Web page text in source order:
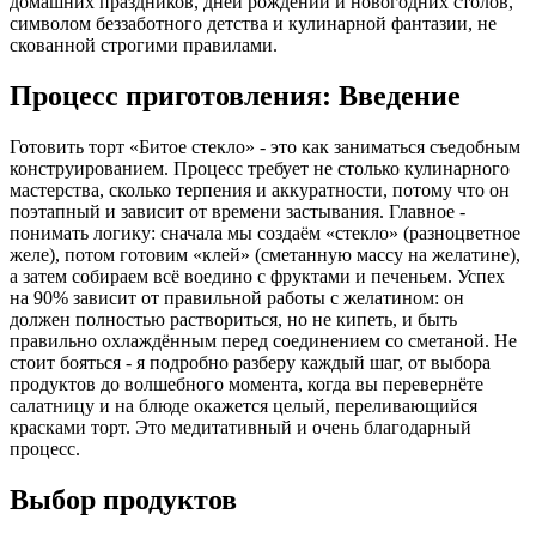
символом беззаботного детства и кулинарной фантазии, не
скованной строгими правилами.
Процесс приготовления: Введение
Готовить торт «Битое стекло» - это как заниматься съедобным
конструированием. Процесс требует не столько кулинарного
мастерства, сколько терпения и аккуратности, потому что он
поэтапный и зависит от времени застывания. Главное -
понимать логику: сначала мы создаём «стекло» (разноцветное
желе), потом готовим «клей» (сметанную массу на желатине),
а затем собираем всё воедино с фруктами и печеньем. Успех
на 90% зависит от правильной работы с желатином: он
должен полностью раствориться, но не кипеть, и быть
правильно охлаждённым перед соединением со сметаной. Не
стоит бояться - я подробно разберу каждый шаг, от выбора
продуктов до волшебного момента, когда вы перевернёте
салатницу и на блюде окажется целый, переливающийся
красками торт. Это медитативный и очень благодарный
процесс.
Выбор продуктов